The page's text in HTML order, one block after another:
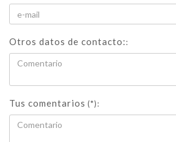
Otros datos de contacto::
Tus comentarios (*):